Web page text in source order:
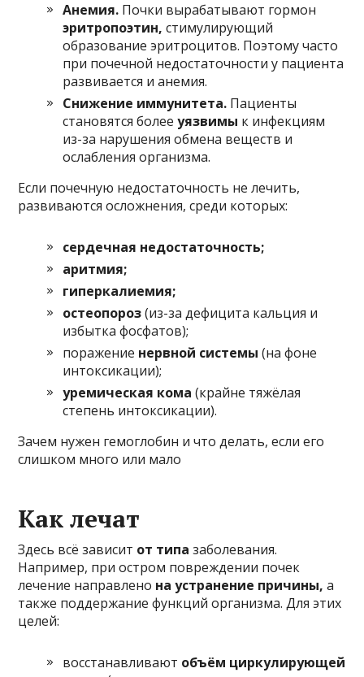
Анемия. Почки вырабатывают гормон
эритропоэтин,стимулирующий
образование эритроцитов. Поэтому часто
при почечной недостаточности у пациента
развивается и анемия.
Снижение иммунитета. Пациенты
становятся болееуязвимы к инфекциям
из-за нарушения обмена веществ и
ослабления организма.
Если почечную недостаточность не лечить,
развиваются осложнения, среди которых:
сердечная недостаточность;
аритмия;
гиперкалиемия;
остеопороз(из-за дефицита кальция и
избытка фосфатов);
поражение нервной системы (на фоне
интоксикации);
уремическая кома (крайне тяжёлая
степень интоксикации).
Зачем нужен гемоглобин и что делать, если его
слишком много или мало
Как лечат
Здесь всё зависит от типа заболевания.
Например, при остром повреждении почек
лечение направлено на устранение причины,а
также поддержание функций организма. Для этих
целей:
восстанавливают объём циркулирующей